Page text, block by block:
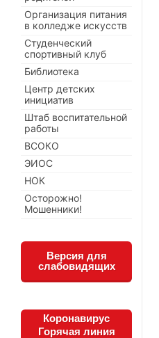
Организация питания
в колледже искусств
Студенческий
спортивный клуб
Библиотека
Центр детских
инициатив
Штаб воспитательной
работы
ВСОКО
ЭИОС
НОК
Осторожно!
Мошенники!
Версия для
слабовидящих
Коронавирус
Горячая линия